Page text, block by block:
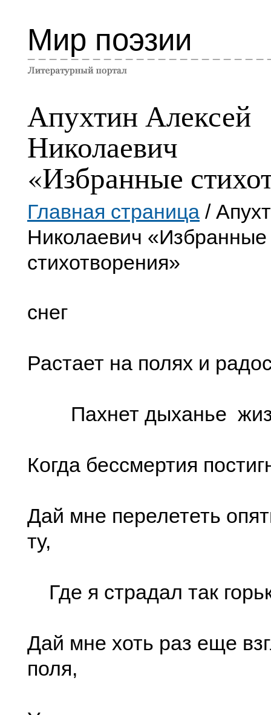
Мир поэзии
Апухтин Алексей
Николаевич
«Избранные
Главная страница /
Николаевич «Избранные
стихотворения»
снег
Растает на полях и
Пахнет дыханье
Когда бессмертия
Дай мне перелететь
ту,
Где я страдал так
Дай мне хоть раз еще
поля,